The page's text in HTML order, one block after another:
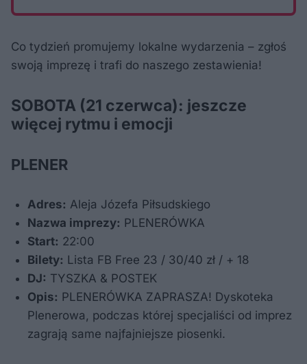
Co tydzień promujemy lokalne wydarzenia – zgłoś
swoją imprezę i trafi do naszego zestawienia!
SOBOTA (21 czerwca): jeszcze
więcej rytmu i emocji
PLENER
Adres: Aleja Józefa Piłsudskiego
Nazwa imprezy: PLENERÓWKA
Start: 22:00
Bilety: Lista FB Free 23 / 30/40 zł / + 18
DJ: TYSZKA & POSTEK
Opis: PLENERÓWKA ZAPRASZA! Dyskoteka
Plenerowa, podczas której specjaliści od imprez
zagrają same najfajniejsze piosenki.